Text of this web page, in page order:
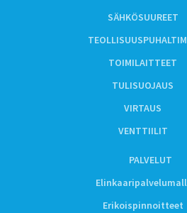
SÄHKÖSUUREET
TOIMILAITTEET
TULISUOJAUS
VIRTAUS
VENTTIILIT
PALVELUT
Erikoispinnoitteet